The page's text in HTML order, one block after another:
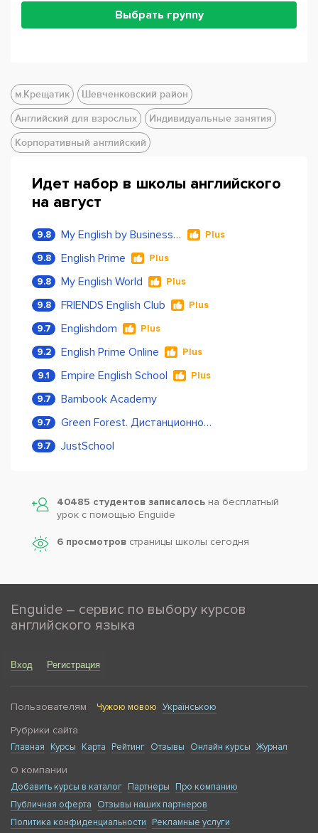
Выбрать группу
м.Крещатик
Шевченковский район
Английский для взрослых
Индивидуальные занятия
Корпоративный английский
Идет набор в школы английского
на август
9.8 My English by Business Language Plus
9.8 English Prime Plus
9.8 My English World Plus
9.8 FRIENDS English Club Plus
9.7 Englishdom Plus
9.2 English Prime Online Plus
9.1 Empire English School Plus
9.7 Bambook Academy
9.7 Green Forest. Дистанционное обучение
9.7 JustSchool
40485 студентов записалось на бесплатный
урок с помощью Enguide
6 просмотров страницы школы сегодня
Enguide – сервис по выбору курсов
английского языка
Вход Регистрация
Пользователям Чужою мовою Українською
Рубрики сайта
Главная Курсы Карта Рейтинг Отзывы Онлайн курсы Журнал
О компании
Добавить курсы в каталог Партнеры
Про компанию
Публичная оферта
Отзывы наших партнеров
Политика конфиденциальности
Рекламные услуги